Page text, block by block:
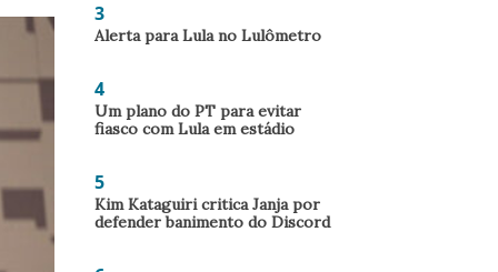
3
Alerta para Lula no Lulômetro
4
Um plano do PT para evitar
fiasco com Lula em estádio
5
Kim Kataguiri critica Janja por
defender banimento do Discord